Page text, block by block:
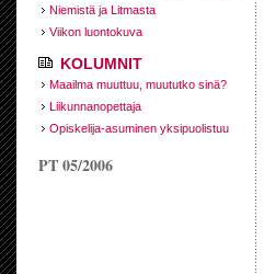
Niemistä ja Litmasta
Viikon luontokuva
KOLUMNIT
Maailma muuttuu, muututko sinä?
Liikunnanopettaja
Opiskelija-asuminen yksipuolistuu
PT 05/2006